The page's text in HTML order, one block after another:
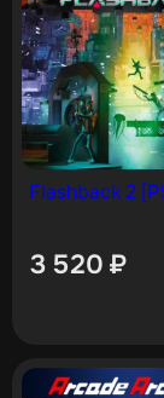
Flashback 2
3 520 ₽